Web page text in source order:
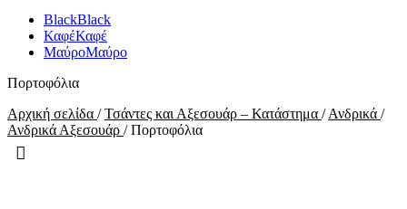
BlackBlack
ΚαφέΚαφέ
ΜαύροΜαύρο
Πορτοφόλια
Αρχική σελίδα / Τσάντες και Αξεσουάρ – Κατάστημα / Ανδρικά /
Ανδρικά Αξεσουάρ / Πορτοφόλια